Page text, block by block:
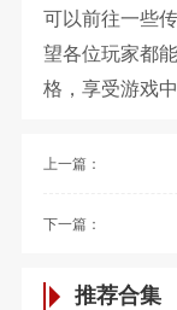
可以前往一些
望各位玩家都
格，享受游戏
上一篇：
下一篇：
推荐合集